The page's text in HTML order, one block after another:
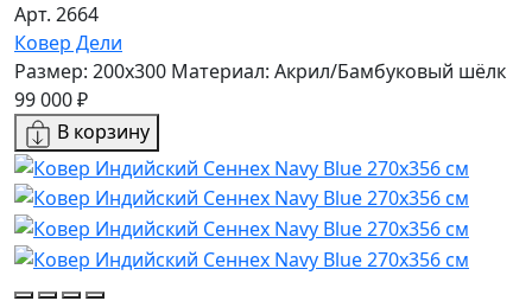
Арт. 2664
Ковер Дели
Размер: 200x300 Материал: Акрил/Бамбуковый шёлк
99 000 ₽
В корзину